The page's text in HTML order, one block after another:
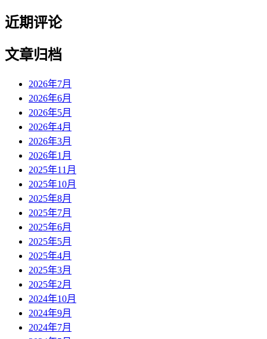
近期评论
文章归档
2026年7月
2026年6月
2026年5月
2026年4月
2026年3月
2026年1月
2025年11月
2025年10月
2025年8月
2025年7月
2025年6月
2025年5月
2025年4月
2025年3月
2025年2月
2024年10月
2024年9月
2024年7月